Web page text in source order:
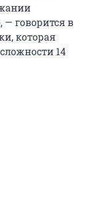
говорится в
которая
14